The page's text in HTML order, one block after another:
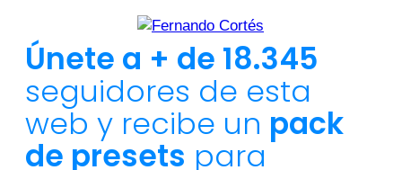
Únete a + de 18.345
seguidores de esta
web y recibe un pack
de presets para